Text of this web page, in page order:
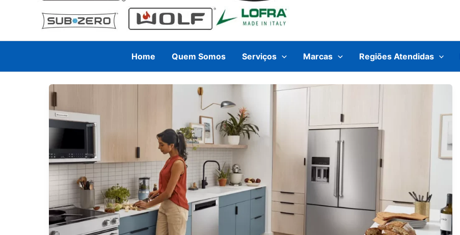
Home Quem Somos Serviços Marcas Regiões Atendidas